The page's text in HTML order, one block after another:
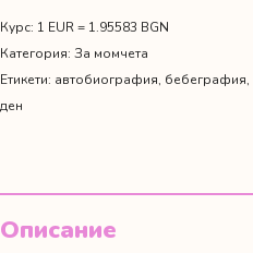
принц"
Курс: 1 EUR = 1.95583 BGN
Категория: За момчета
Етикети: автобиография, бебеграфия,
ден
Описание